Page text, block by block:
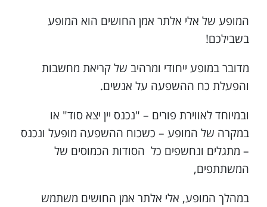
המופע של אלי אלתר אמן החושים הוא המופע
בשבילכם!
מדובר במופע ייחודי ומרהיב של קריאת מחשבות
והפעלת כח ההשפעה על אנשים.
ובמיוחד לאווירת פורים – "נכנס יין יצא סוד" או
במקרה של המופע – כשכוח ההשפעה מופעל ונכנס
– מתגלים ונחשפים כל הסודות הכמוסים של
המשתתפים,
במהלך המופע, אלי אלתר אמן החושים משתמש